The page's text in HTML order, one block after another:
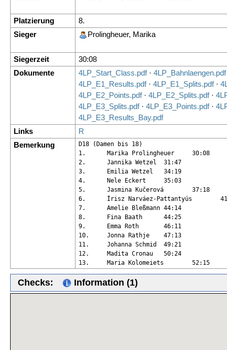
Platzierung
8.
Sieger
Prolingheuer, Marika
Siegerzeit
30:08
Dokumente
4LP_Start_Class.pdf· 4LP_Bahnlaengen.pdf
4LP_E1_Results.pdf· 4LP_E1_Splits.pdf·
4LP_E2_Points.pdf· 4LP_E2_Splits.pdf·
4LP_E3_Splits.pdf· 4LP_E3_Points.pdf·
4LP_E3_Results_Bay.pdf
Links
R
Bemerkung
D18 (Damen bis 18)
1.	Marika Prolingheuer	30:08
2.	Jannika Wetzel	31:47
3.	Emilia Wetzel	34:19
4.	Nele Eckert	35:03
5.	Jasmina Kučerová	37:18
6.	Írisz Narváez-Pattantyús	41:57
7.	Amelie Bleßmann	44:14
8.	Fina Baath	44:25
9.	Emma Roth	46:11
10.	Jonna Rathje	47:13
11.	Johanna Schmid	49:21
12.	Madita Cronau	50:24
13.	Maria Kolomeiets	52:15
Checks: Information (1)